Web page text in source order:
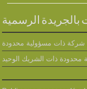
بالجريدة الرسمية
ذات مسؤولية محدودة
ذات الشريك الوحيد